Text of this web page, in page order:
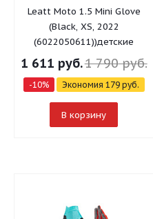
Leatt Moto 1.5 Mini Glove
(Black, XS, 2022
(6022050611))детские
1 611 руб.1 790руб.
-10% Экономия 179руб.
В корзину